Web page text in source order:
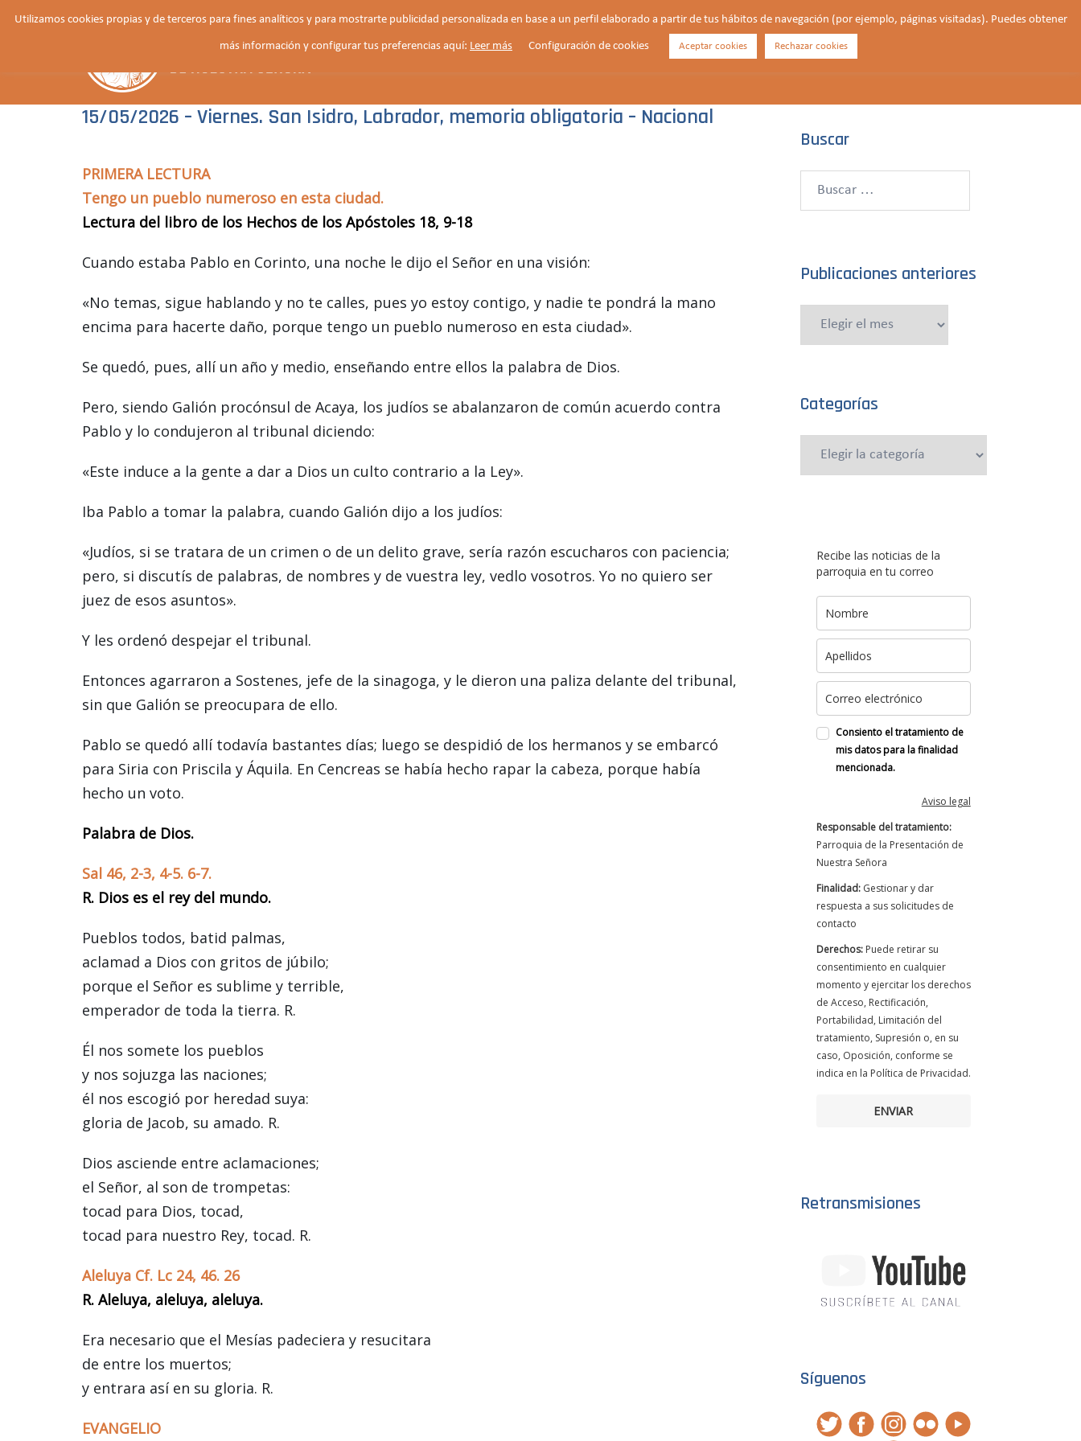
Saltar
HORARIOS VIDA PARROQUIAL NOTICIAS ¿QUIÉNES SOMOS?
15/05/2026 – Viernes. San Isidro, Labrador, memoria obligatoria – Nacional
PRIMERA LECTURA
Tengo un pueblo numeroso en esta ciudad.
Lectura del libro de los Hechos de los Apóstoles 18, 9-18
Cuando estaba Pablo en Corinto, una noche le dijo el Señor en una visión:
«No temas, sigue hablando y no te calles, pues yo estoy contigo, y nadie te pondrá la mano
encima para hacerte daño, porque tengo un pueblo numeroso en esta ciudad».
Se quedó, pues, allí un año y medio, enseñando entre ellos la palabra de Dios.
Pero, siendo Galión procónsul de Acaya, los judíos se abalanzaron de común acuerdo contra
Pablo y lo condujeron al tribunal diciendo:
«Este induce a la gente a dar a Dios un culto contrario a la Ley».
Iba Pablo a tomar la palabra, cuando Galión dijo a los judíos:
«Judíos, si se tratara de un crimen o de un delito grave, sería razón escucharos con paciencia;
pero, si discutís de palabras, de nombres y de vuestra ley, vedlo vosotros. Yo no quiero ser
juez de esos asuntos».
Y les ordenó despejar el tribunal.
Entonces agarraron a Sostenes, jefe de la sinagoga, y le dieron una paliza delante del tribunal,
sin que Galión se preocupara de ello.
Pablo se quedó allí todavía bastantes días; luego se despidió de los hermanos y se embarcó
para Siria con Priscila y Áquila. En Cencreas se había hecho rapar la cabeza, porque había
hecho un voto.
Palabra de Dios.
Sal 46, 2-3, 4-5. 6-7.
R. Dios es el rey del mundo.
Pueblos todos, batid palmas,
aclamad a Dios con gritos de júbilo;
porque el Señor es sublime y terrible,
emperador de toda la tierra. R.
Él nos somete los pueblos
y nos sojuzga las naciones;
él nos escogió por heredad suya:
gloria de Jacob, su amado. R.
Dios asciende entre aclamaciones;
el Señor, al son de trompetas:
tocad para Dios, tocad,
tocad para nuestro Rey, tocad. R.
Aleluya Cf. Lc 24, 46. 26
R. Aleluya, aleluya, aleluya.
Era necesario que el Mesías padeciera y resucitara
de entre los muertos;
y entrara así en su gloria. R.
EVANGELIO
Buscar
Buscar:
Publicaciones anteriores
Publicaciones
Categorías
Categorías
Recibe las noticias de la
parroquia en tu correo
Consiento el tratamiento de
mis datos para la finalidad
mencionada.
Aviso legal
Responsable del tratamiento:
Parroquia de la Presentación de
Nuestra Señora
Finalidad:Gestionar y dar
respuesta a sus solicitudes de
contacto
Derechos:Puede retirar su
consentimiento en cualquier
momento y ejercitar los derechos
de Acceso, Rectificación,
Portabilidad, Limitación del
tratamiento, Supresión o, en su
caso, Oposición, conforme se
indica en la Política de Privacidad.
ENVIAR
Retransmisiones
Síguenos
Utilizamos cookies propias y de terceros para fines analíticos y para mostrarte publicidad personalizada en base a un perfil elaborado a partir de tus hábitos de navegación (por ejemplo, páginas visitadas). Puedes obtener
más información y configurar tus preferencias aquí: Leer más Configuración de cookies Aceptar cookies Rechazar cookies